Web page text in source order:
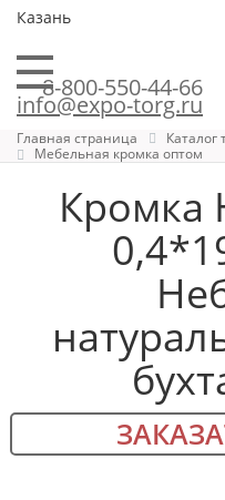
Казань
8-800-550-44-66
info@expo-torg.ru
Главная страница
Каталог
Мебельная кромка оптом
Кромка